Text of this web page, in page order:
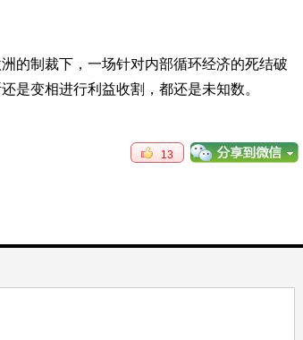
的制裁下，一场针对内部循环经济的死结破
是变相进行利益收割，都还是未知数。
13